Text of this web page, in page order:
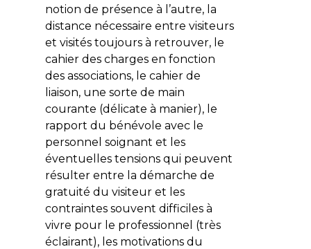
notion de présence à l’autre, la
distance nécessaire entre visiteurs
et visités toujours à retrouver, le
cahier des charges en fonction
des associations, le cahier de
liaison, une sorte de main
courante (délicate à manier), le
rapport du bénévole avec le
personnel soignant et les
éventuelles tensions qui peuvent
résulter entre la démarche de
gratuité du visiteur et les
contraintes souvent difficiles à
vivre pour le professionnel (très
éclairant), les motivations du